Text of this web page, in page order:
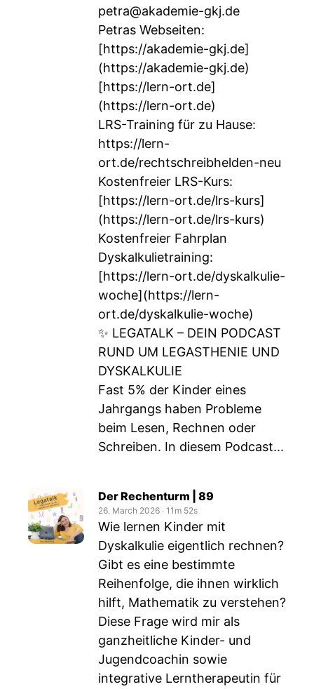
petra@akademie-gkj.de
Petras Webseiten:
[https://akademie-gkj.de]
(https://akademie-gkj.de)
[https://lern-ort.de]
(https://lern-ort.de)
LRS-Training für zu Hause:
https://lern-
ort.de/rechtschreibhelden-neu
Kostenfreier LRS-Kurs:
[https://lern-ort.de/lrs-kurs]
(https://lern-ort.de/lrs-kurs)
Kostenfreier Fahrplan
Dyskalkulietraining:
[https://lern-ort.de/dyskalkulie-
woche](https://lern-
ort.de/dyskalkulie-woche)
✨ LEGATALK – DEIN PODCAST
RUND UM LEGASTHENIE UND
DYSKALKULIE
Fast 5% der Kinder eines
Jahrgangs haben Probleme
beim Lesen, Rechnen oder
Schreiben. In diesem Podcast...
Der Rechenturm | 89
26. March 2026 ‧ 11m 52s
Wie lernen Kinder mit
Dyskalkulie eigentlich rechnen?
Gibt es eine bestimmte
Reihenfolge, die ihnen wirklich
hilft, Mathematik zu verstehen?
Diese Frage wird mir als
ganzheitliche Kinder- und
Jugendcoachin sowie
integrative Lerntherapeutin für